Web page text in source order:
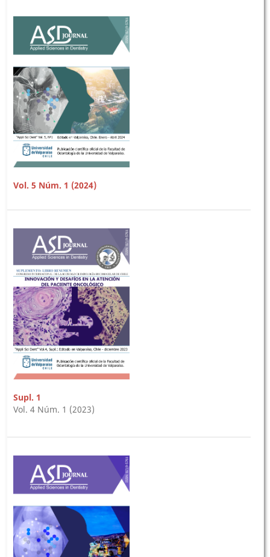
Vol. 5 Núm. 1 (2024)
Supl. 1
Vol. 4 Núm. 1 (2023)